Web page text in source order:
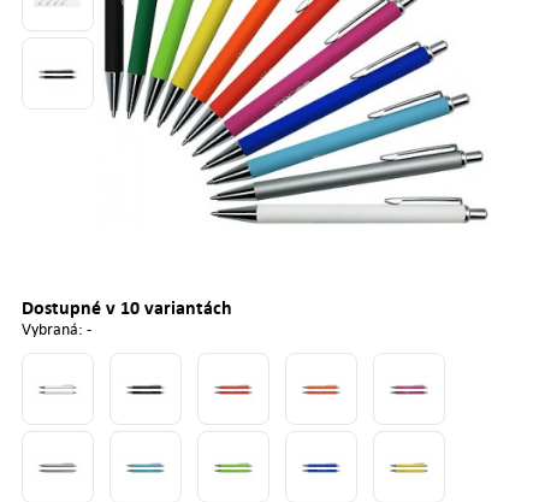
Dostupné v 10 variantách
Vybraná: -